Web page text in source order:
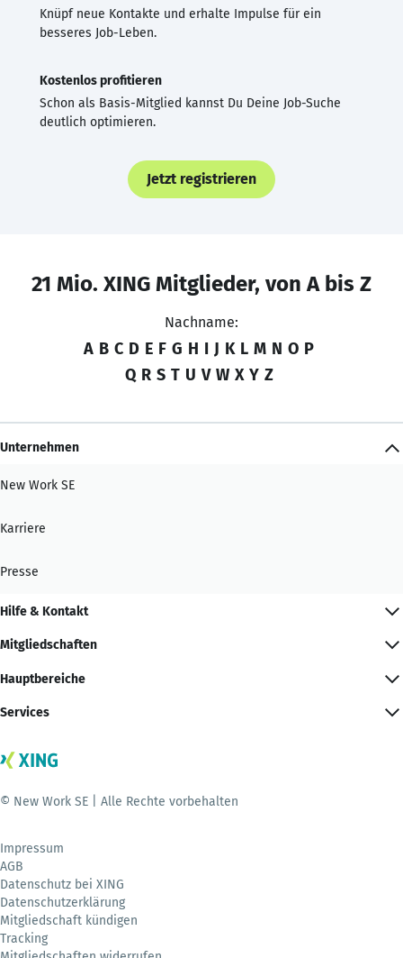
Knüpf neue Kontakte und erhalte Impulse für ein
besseres Job-Leben.
Kostenlos profitieren
Schon als Basis-Mitglied kannst Du Deine Job-Suche
deutlich optimieren.
Jetzt registrieren
21 Mio. XING Mitglieder, von A bis Z
Nachname:
A B C D E F G H I J K L M N O P
Q R S T U V W X Y Z
Unternehmen
New Work SE
Karriere
Presse
Hilfe & Kontakt
Mitgliedschaften
Hauptbereiche
Services
© New Work SE | Alle Rechte vorbehalten
Impressum
AGB
Datenschutz bei XING
Datenschutzerklärung
Mitgliedschaft kündigen
Tracking